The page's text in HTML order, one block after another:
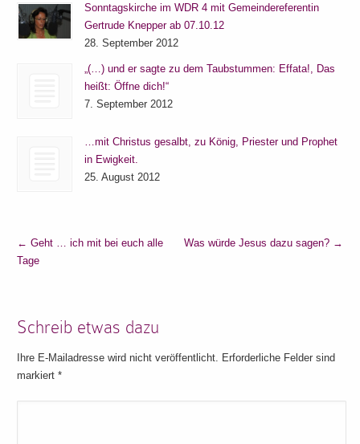
Sonntagskirche im WDR 4 mit Gemeindereferentin
Gertrude Knepper ab 07.10.12
28. September 2012
„(…) und er sagte zu dem Taubstummen: Effata!, Das
heißt: Öffne dich!“
7. September 2012
…mit Christus gesalbt, zu König, Priester und Prophet
in Ewigkeit.
25. August 2012
← Geht … ich mit bei euch alle
Tage
Was würde Jesus dazu sagen? →
Schreib etwas dazu
Ihre E-Mailadresse wird nicht veröffentlicht. Erforderliche Felder sind
markiert*